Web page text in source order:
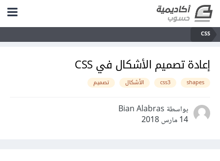
CSS
إعادة تصميم الأشكال في CSS
shapes
css3 الأشكال تصميم
بواسطة Bian Alabras
14 مارس 2018